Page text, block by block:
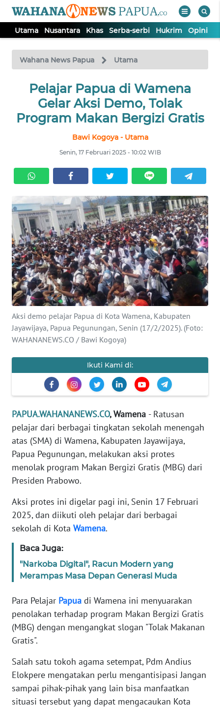
Utama Nusantara Khas Serba-serbi Hukrim Opini
Wahana News Papua Utama
Pelajar Papua di Wamena
Gelar Aksi Demo, Tolak
Program Makan Bergizi Gratis
Bawi Kogoya - Utama
Senin, 17 Februari 2025 - 10:02 WIB
Aksi demo pelajar Papua di Kota Wamena, Kabupaten
Jayawijaya, Papua Pegunungan, Senin (17/2/2025). (Foto:
WAHANANEWS.CO / Bawi Kogoya)
Ikuti Kami di:
PAPUA.WAHANANEWS.CO, Wamena - Ratusan
pelajar dari berbagai tingkatan sekolah menengah
atas (SMA) di Wamena, Kabupaten Jayawijaya,
Papua Pegunungan, melakukan aksi protes
menolak program Makan Bergizi Gratis (MBG) dari
Presiden Prabowo.
Aksi protes ini digelar pagi ini, Senin 17 Februari
2025, dan diikuti oleh pelajar dari berbagai
sekolah di Kota Wamena.
Baca Juga:
"Narkoba Digital", Racun Modern yang
Merampas Masa Depan Generasi Muda
Para Pelajar Papua di Wamena ini menyuarakan
penolakan terhadap program Makan Bergizi Gratis
(MBG) dengan mengangkat slogan "Tolak Makanan
Gratis".
Salah satu tokoh agama setempat, Pdm Andius
Elokpere mengatakan perlu mengantisipasi Jangan
sampai pihak-pihak yang lain bisa manfaatkan
situasi tersebut yang dapat mengacaukan Kota
TV
Tutup
UTAMA
NUSANTARA
SERBA-
SERBI
HUKRIM
OPINI
PERISTIWA
Informasi
BERITA
KAMI
IKLAN
TENTANG
KAMI
PEDOMAN
MEDIA
SIBER
REDAKSI
KARIR
Wahana
Regional
WN
SUMUT
WN
JAKARTA
WN